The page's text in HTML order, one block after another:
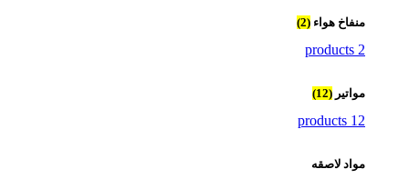
منفاخ هواء (2)
2 products
مواتير (12)
12 products
مواد لاصقه